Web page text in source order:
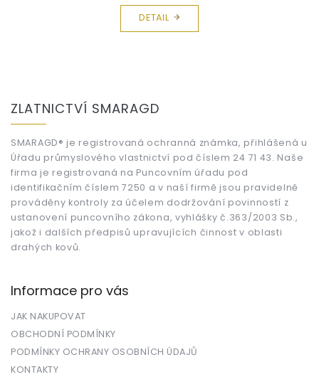
DETAIL
ZLATNICTVÍ SMARAGD
SMARAGD® je registrovaná ochranná známka, přihlášená u
Úřadu průmyslového vlastnictví pod číslem 24 71 43. Naše
firma je registrovaná na Puncovním úřadu pod
identifikačním číslem 7250 a v naší firmě jsou pravidelně
prováděny kontroly za účelem dodržování povinností z
ustanovení puncovního zákona, vyhlášky č.363/2003 Sb.,
jakož i dalších předpisů upravujících činnost v oblasti
drahých kovů.
Informace pro vás
JAK NAKUPOVAT
OBCHODNÍ PODMÍNKY
PODMÍNKY OCHRANY OSOBNÍCH ÚDAJŮ
KONTAKTY